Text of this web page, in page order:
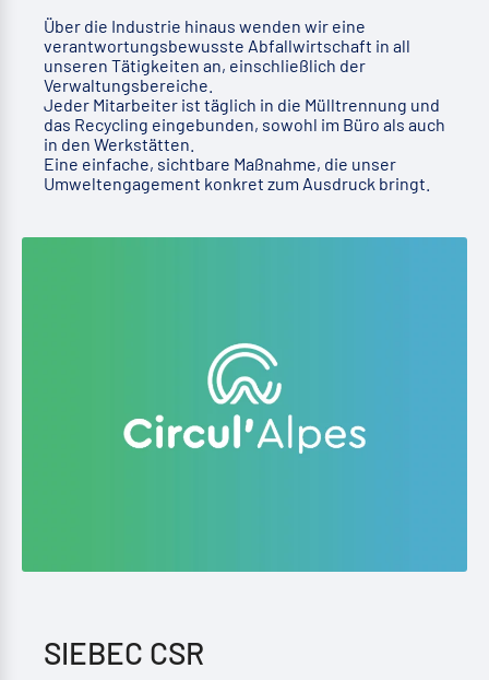
Über die Industrie hinaus wenden wir eine
verantwortungsbewusste Abfallwirtschaft in all
unseren Tätigkeiten an, einschließlich der
Verwaltungsbereiche.
Jeder Mitarbeiter ist täglich in die Mülltrennung und
das Recycling eingebunden, sowohl im Büro als auch
in den Werkstätten.
Eine einfache, sichtbare Maßnahme, die unser
Umweltengagement konkret zum Ausdruck bringt.
SIEBEC CSR